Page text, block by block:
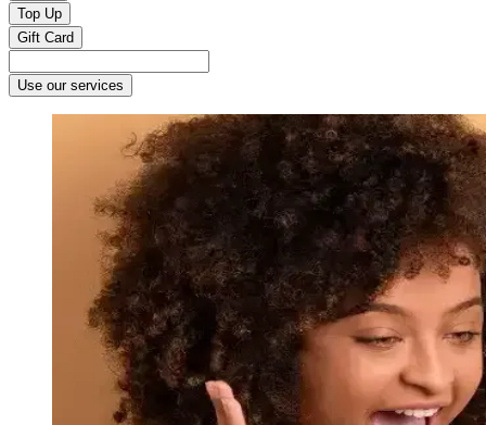
Top Up
Gift Card
Use our services